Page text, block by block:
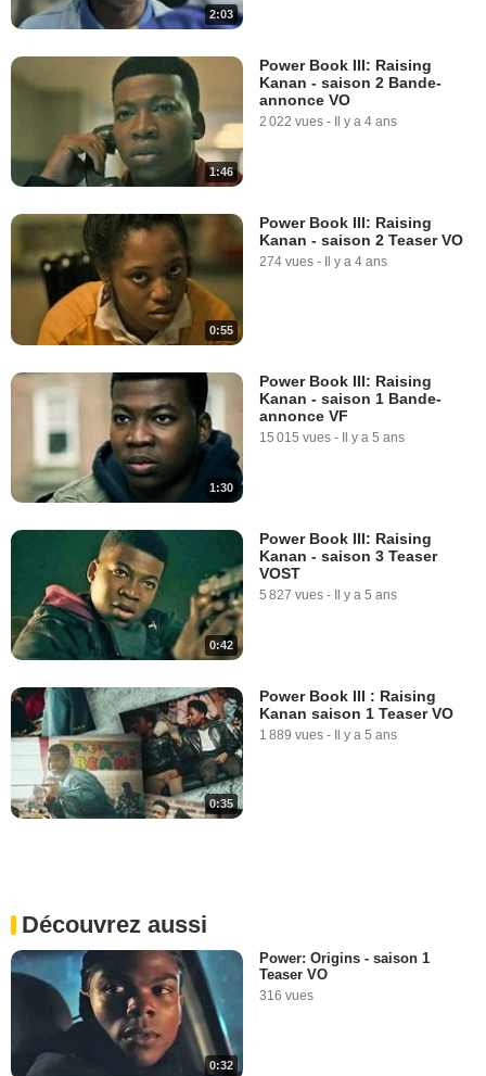
2:03
1:46
Power Book III: Raising
Kanan - saison 2 Bande-
annonce VO
2 022 vues - Il y a 4 ans
0:55
Power Book III: Raising
Kanan - saison 2 Teaser VO
274 vues - Il y a 4 ans
1:30
Power Book III: Raising
Kanan - saison 1 Bande-
annonce VF
15 015 vues - Il y a 5 ans
0:42
Power Book III: Raising
Kanan - saison 3 Teaser
VOST
5 827 vues - Il y a 5 ans
0:35
Power Book III : Raising
Kanan saison 1 Teaser VO
1 889 vues - Il y a 5 ans
Découvrez aussi
0:32
Power: Origins - saison 1
Teaser VO
316 vues